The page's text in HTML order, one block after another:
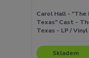
Carol Hall -
Texas" Cast -
Texas - LP / Vinyl
Skladem